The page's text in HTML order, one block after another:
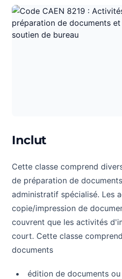
Inclut
Cette classe comprend
de préparation de
administratif spécialisé. Les
copie/impression de
couvrent que les activités
court. Cette classe
documents
édition de documents